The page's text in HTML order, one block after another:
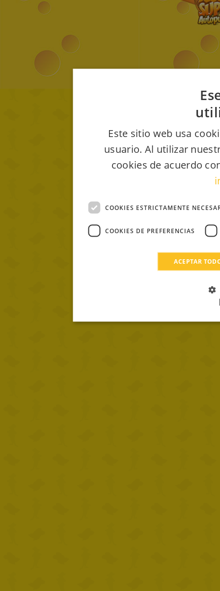
Este sitio web usa
usuario. Al utilizar
cookies de acuerdo
COOKIES ESTRICTAMENTE
COOKIES DE PREFERENCIAS
ACEPTAR